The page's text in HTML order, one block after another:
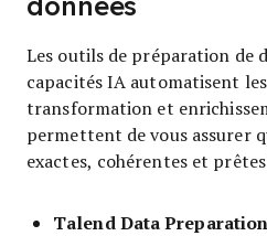
données
Les outils de préparation de
capacités IA automatisent
transformation et
permettent de vous assurer
exactes, cohérentes et
Talend Data